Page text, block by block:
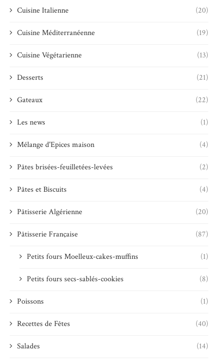
Cuisine Italienne (20)
Cuisine Méditerranéenne (19)
Cuisine Végétarienne (13)
Desserts (21)
Gateaux (22)
Les news (1)
Mélange d'Epices maison (4)
Pâtes brisées-feuilletées-levées (2)
Pâtes et Biscuits (4)
Pâtisserie Algérienne (20)
Pâtisserie Française (87)
Petits fours Moelleux-cakes-muffins (1)
Petits fours secs-sablés-cookies (8)
Poissons (1)
Recettes de Fêtes (40)
Salades (14)